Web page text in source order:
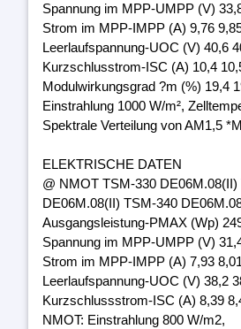
Spannung im MPP-UMPP (V)
Strom im MPP-IMPP (A) 9,76
Leerlaufspannung-UOC (V) 40,6
Kurzschlusstrom-ISC (A) 10,4
Modulwirkungsgrad ?m (%) 19,4
Einstrahlung 1000 W/m²,
Spektrale Verteilung von AM1,5
ELEKTRISCHE DATEN
@ NMOT TSM-330
DE06M.08(II) TSM-340
Ausgangsleistung-PMAX (Wp)
Spannung im MPP-UMPP (V)
Strom im MPP-IMPP (A) 7,93
Leerlaufspannung-UOC (V) 38,2
Kurzschlussstrom-ISC (A) 8,39
NMOT: Einstrahlung 800 W/m2,